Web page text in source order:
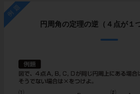
例題
円周角の定理の逆（４点が１